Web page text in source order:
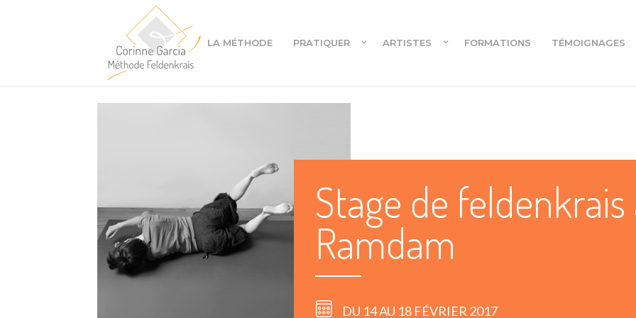
LA MÉTHODE PRATIQUER
Cours en ligne pour danseur.euses
ARTISTES FORMATIONS TÉMOIGNAGES
Stage de feldenkrais
Ramdam
DU 14 AU 18 FÉVRIER 2017